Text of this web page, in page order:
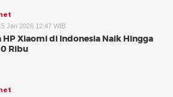
Jan 2026 12:47 WIB
HP Xiaomi di Indonesia Naik Hingga
Ribu